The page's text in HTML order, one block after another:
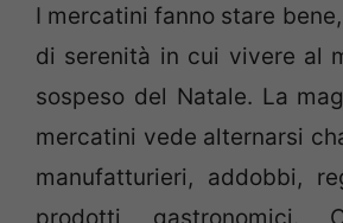
I mercatini fanno stare
di serenità in cui vivere al
sospeso del Natale. La
mercatini vede alternarsi
manufatturieri, addobbi,
prodotti gastronomici.